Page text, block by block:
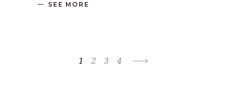
SEE MORE
1 2 3 4